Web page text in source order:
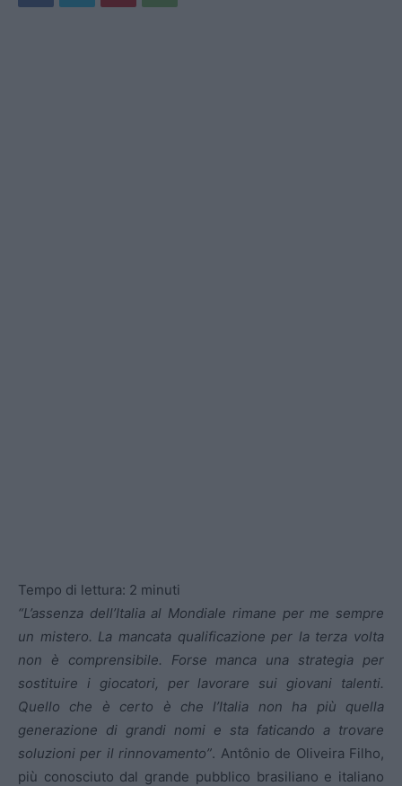
Tempo di lettura: 2 minuti
“L’assenza dell’Italia al Mondiale rimane per me sempre
un mistero. La mancata qualificazione per la terza volta
non è comprensibile. Forse manca una strategia per
sostituire i giocatori, per lavorare sui giovani talenti.
Quello che è certo è che l’Italia non ha più quella
generazione di grandi nomi e sta faticando a trovare
soluzioni per il rinnovamento”. Antônio de Oliveira Filho,
più conosciuto dal grande pubblico brasiliano e italiano